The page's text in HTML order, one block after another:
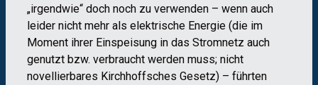
„irgendwie“ doch noch zu verwenden – wenn auch
leider nicht mehr als elektrische Energie (die im
Moment ihrer Einspeisung in das Stromnetz auch
genutzt bzw. verbraucht werden muss; nicht
novellierbares Kirchhoffsches Gesetz) – führten